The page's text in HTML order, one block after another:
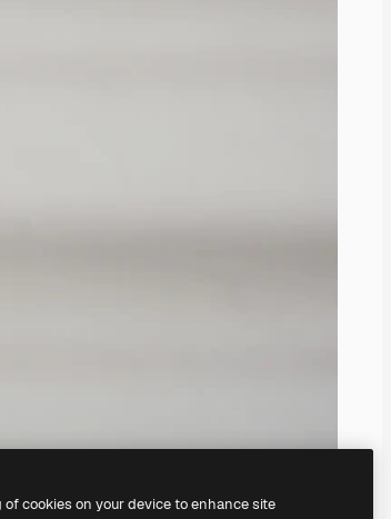
cookies on your device to enhance site